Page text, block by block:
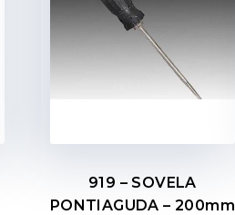
919 – SOVELA
PONTIAGUDA – 200mm